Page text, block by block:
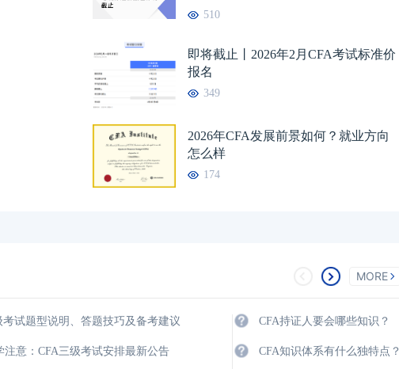
510
即将截止丨2026年2月CFA考试标准价
报名
349
2026年CFA发展前景如何？就业方向
怎么样
174
MORE
考试题型说明、答题技巧及备考建议
注意：CFA三级考试安排最新公告
CFA持证人要会哪些知识？
CFA知识体系有什么独特点？